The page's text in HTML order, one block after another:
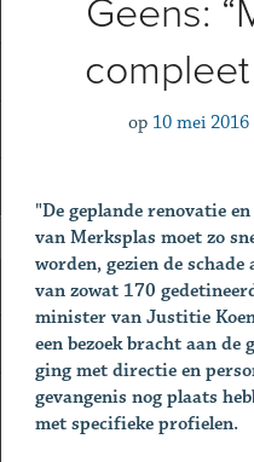
Geens:
op 10 mei 2016
"De geplande renovatie
van Merksplas moet zo
worden, gezien de
van zowat 170
minister van Justitie
een bezoek bracht aan de
ging met directie en
gevangenis nog plaats
met specifieke profielen.